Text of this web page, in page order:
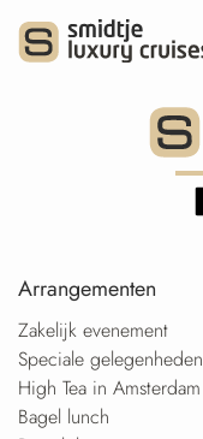
Arrangementen
Zakelijk evenement
Speciale gelegenheden
High Tea in Amsterdam
Bagel lunch